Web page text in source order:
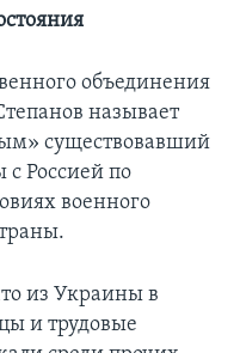
объединения
называет
существовавший
Россией по
военного
из Украины в
и трудовые